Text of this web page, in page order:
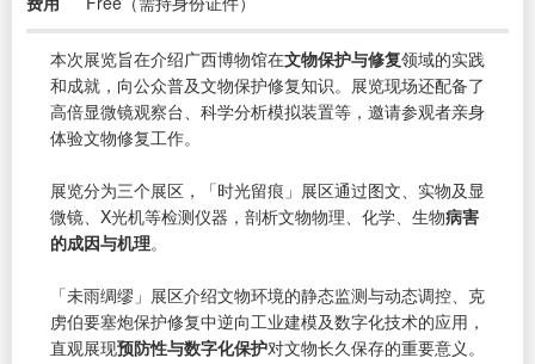
本次展览旨在介绍广西博物馆在文物保护与修复领域的实践
和成就，向公众普及文物保护修复知识。展览现场还配备了
高倍显微镜观察台、科学分析模拟装置等，邀请参观者亲身
体验文物修复工作。
展览分为三个展区，「时光留痕」展区通过图文、实物及显
微镜、X光机等检测仪器，剖析文物物理、化学、生物病害
的成因与机理。
「未雨绸缪」展区介绍文物环境的静态监测与动态调控、克
虏伯要塞炮保护修复中逆向工业建模及数字化技术的应用，
直观展现预防性与数字化保护对文物长久保存的重要意义。